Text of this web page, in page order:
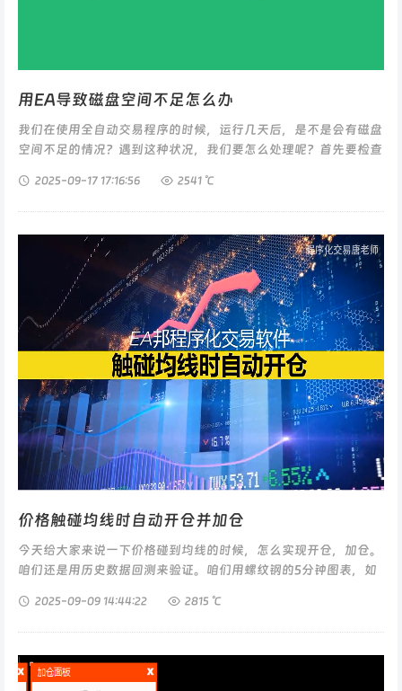
用EA导致磁盘空间不足怎么办
我们在使用全自动交易程序的时候，运行几天后，是不是会有磁盘
空间不足的情况？遇到这种状况，我们要怎么处理呢？首先要检查
这...
2025-09-17 17:16:56 2541 ℃
价格触碰均线时自动开仓并加仓
今天给大家来说一下价格碰到均线的时候，怎么实现开仓，加仓。
咱们还是用历史数据回测来验证。咱们用螺纹钢的5分钟图表，如
开仓按钮，均线设...
2025-09-09 14:44:22 2815 ℃